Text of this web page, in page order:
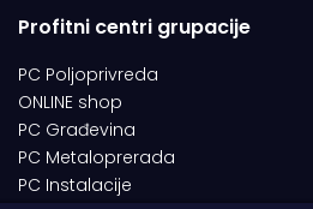
Profitni centri grupacije
PC Poljoprivreda
ONLINE shop
PC Građevina
PC Metaloprerada
PC Instalacije